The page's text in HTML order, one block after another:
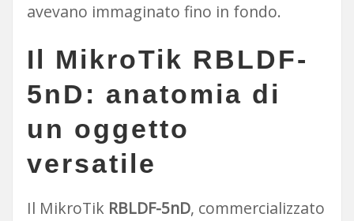
avevano immaginato fino in fondo.
Il MikroTik RBLDF-
5nD: anatomia di
un oggetto
versatile
Il MikroTik RBLDF-5nD, commercializzato